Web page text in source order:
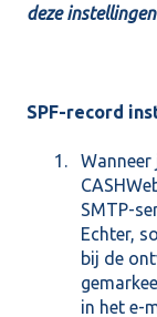
deze
SPF-record
SMTP-
Echter,
bij de
in het e-